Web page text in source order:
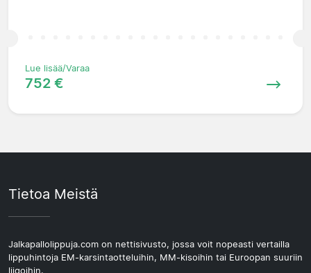
Lue lisää/Varaa
752 €
Tietoa Meistä
Jalkapallolippuja.com on nettisivusto, jossa voit nopeasti vertailla
lippuhintoja EM-karsintaotteluihin, MM-kisoihin tai Euroopan suuriin
liigoihin.